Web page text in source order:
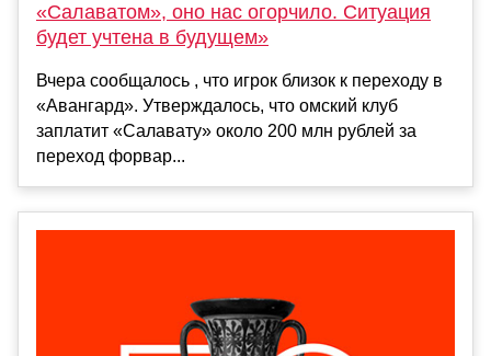
«Салаватом», оно нас огорчило. Ситуация
будет учтена в будущем»
Вчера сообщалось , что игрок близок к переходу в
«Авангард». Утверждалось, что омский клуб
заплатит «Салавату» около 200 млн рублей за
переход форвар...